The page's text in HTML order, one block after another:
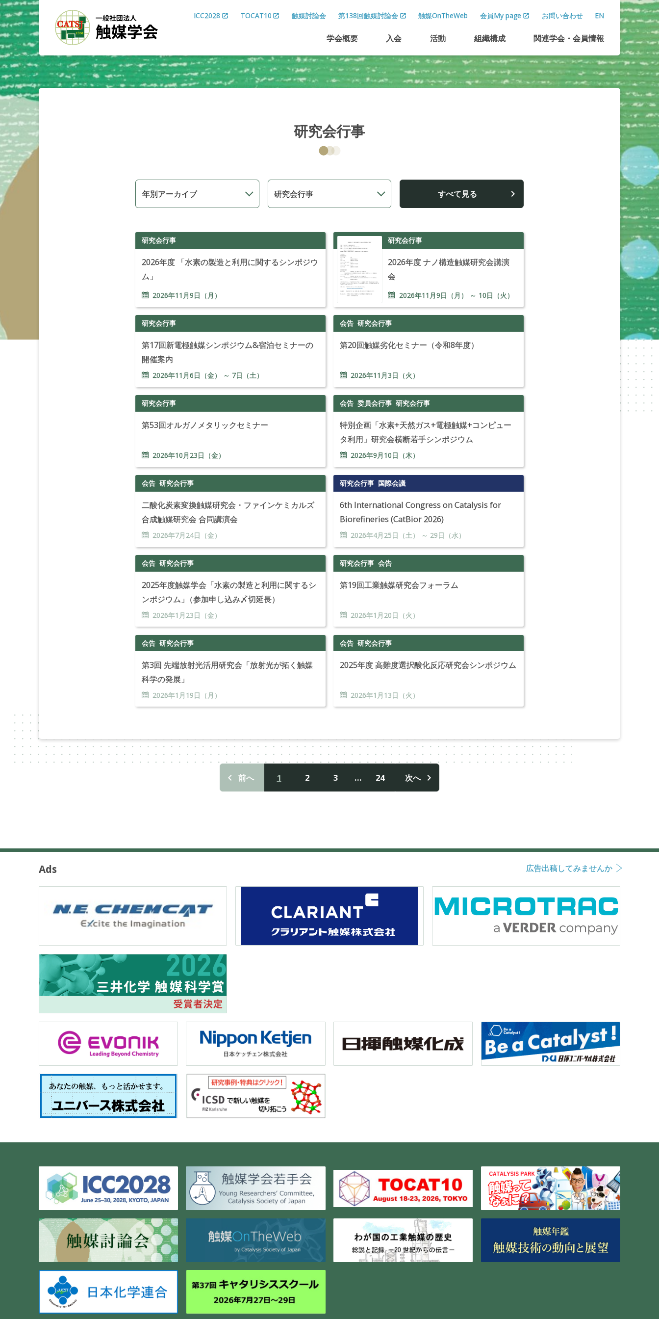
ICC2028 TOCAT10 触媒討論会 第138回触媒討論会 触媒OnTheWeb 会員My page お問い合わせ EN
学会概要 入会 活動 組織構成 関連学会 ・会員情報
研究会行事
すべて見る
研究会行事
2026年度 「水素の製造と利用に関するシンポジウ
ム」
2026年11 月9日（月）
研究会行事
2026年度 ナノ構造触媒研究会講演
会
2026年11 月9日（月） ～ 10日（火）
研究会行事
第17回新電極触媒シンポジウム&宿泊セミナーの
開催案内
2026年11 月6日（金） ～ 7日（土）
会告 研究会行事
第20回触媒劣化セミナー（令和8年度）
2026年11 月3日（火）
研究会行事
第53回オルガノメタリックセミナー
2026年10月23日（金）
会告 委員会行事 研究会行事
特別企画「水素+天然ガス+電極触媒+コンピュー
タ利用」研究会横断若手シンポジウム
2026年9月 10日（木）
会告 研究会行事
二酸化炭素変換触媒研究会・ファインケミカルズ
合成触媒研究会 合同講演会
2026年7月24日（金）
研究会行事 国際会議
6th International Congress on Catalysis for
Biorefineries (CatBior 2026)
2026年4月25日（土） ～ 29日（水）
会告 研究会行事
2025年度触媒学会「水素の製造と利用に関するシ
ンポジウム 」 （参加申し込み〆切延長）
2026年1 月23日（金）
研究会行事 会告
第19回工業触媒研究会フォーラム
2026年1 月20日（火）
会告 研究会行事
第3回 先端放射光活用研究会「放射光が拓く触媒
科学の発展」
2026年1 月 19日（月）
会告 研究会行事
2025年度 高難度選択酸化反応研究会シンポジウム
2026年1 月 13日（火）
投
前へ 1 2 3 … 24 次へ
Ads 広告出稿してみませんか